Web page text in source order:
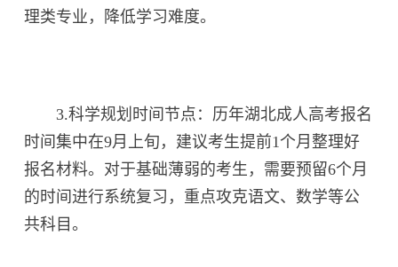
理类专业，降低学习难度。
3.科学规划时间节点：历年湖北成人高考报名
时间集中在9月上旬，建议考生提前1个月整理好
报名材料。对于基础薄弱的考生，需要预留6个月
的时间进行系统复习，重点攻克语文、数学等公
共科目。